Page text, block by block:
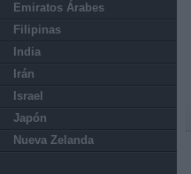
Emiratos Árabes
Filipinas
India
Irán
Israel
Japón
Nueva Zelanda